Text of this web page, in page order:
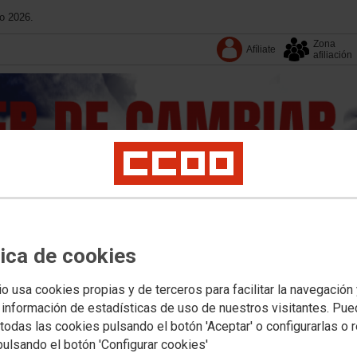
de cookies
usa cookies propias y de terceros para facilitar la navegación
de estadísticas de uso de nuestros visitantes.
las cookies pulsando el botón 'Aceptar' o configurarlas o
el botón 'Configurar cookies'
2026.
Afíliate
Zona
afiliación
·
Contacta